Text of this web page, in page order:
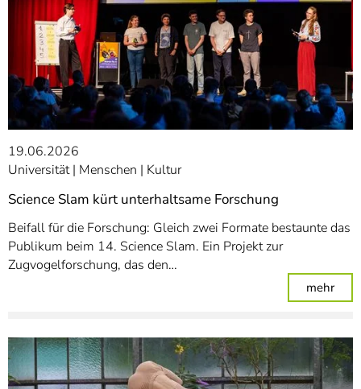
19.06.2026
Universität Menschen Kultur
Science Slam kürt unterhaltsame Forschung
Beifall für die Forschung: Gleich zwei Formate bestaunte das
Publikum beim 14. Science Slam. Ein Projekt zur
Zugvogelforschung, das den…
mehr: